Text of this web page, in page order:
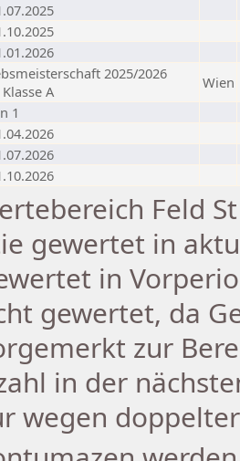
2025/2026
A
Wien
1
Feld
gewertet in
in
gewertet, da
zur
in der
wegen